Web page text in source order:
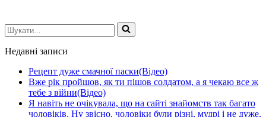
Шукати...
Недавні записи
Рецепт дуже смачної паски(Відео)
Вже рік пройшов, як ти пішов солдатом, а я чекаю все ж
тебе з війни(Відео)
Я навіть не очікувала, що на сайті знайомств так багато
чоловіків. Ну звісно, чоловіки були різні, мудрі і не дуже,